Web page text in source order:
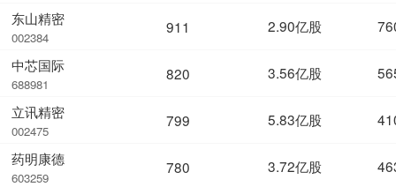
东山精密
002384
中芯国际
688981
立讯精密
002475
药明康德
603259
911 2.90亿股
820 3.56亿股
799 5.83亿股
780 3.72亿股